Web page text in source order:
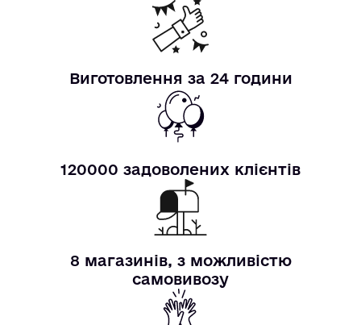
Виготовлення за 24 години
120000 задоволених клієнтів
8 магазинів, з можливістю
самовивозу